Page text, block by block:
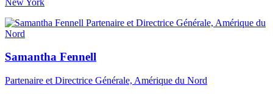
Samantha Fennell
Partenaire et Directrice Générale, Amérique du Nord